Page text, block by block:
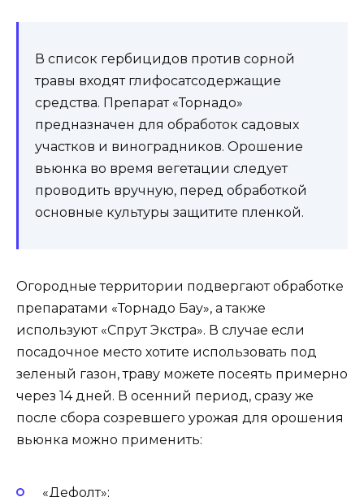
В список гербицидов против сорной
травы входят глифосатсодержащие
средства. Препарат «Торнадо»
предназначен для обработок садовых
участков и виноградников. Орошение
вьюнка во время вегетации следует
проводить вручную, перед обработкой
основные культуры защитите пленкой.
Огородные территории подвергают обработке
препаратами «Торнадо Бау», а также
используют «Спрут Экстра». В случае если
посадочное место хотите использовать под
зеленый газон, траву можете посеять примерно
через 14 дней. В осенний период, сразу же
после сбора созревшего урожая для орошения
вьюнка можно применить:
«Дефолт»;